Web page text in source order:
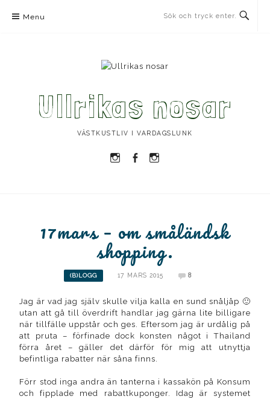
Menu
Ullrikas nosar
VÄSTKUSTLIV I VARDAGSLUNK
Instagram
Facebook
17mars – om småländsk
shopping.
(B)LOGG 17 MARS 2015 8
Jag är vad jag själv skulle vilja kalla en sund snåljåp 🙂
utan att gå till överdrift handlar jag gärna lite billigare
när tillfälle uppstår och ges. Eftersom jag är urdålig på
att pruta – förfinade dock konsten något i Thailand
förra året – gäller det därför för mig att utnyttja
befintliga rabatter när såna finns.
Förr stod inga andra än tanterna i kassakön på Konsum
och fipplade med rabattkuponger. Idag är systemet